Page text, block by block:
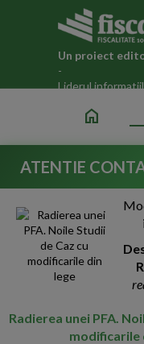
Un proiect
-
Liderul
home
Taxe si
unitatile
27-Apr-
ATENTIE
Radierea unei PFA.
modificarile